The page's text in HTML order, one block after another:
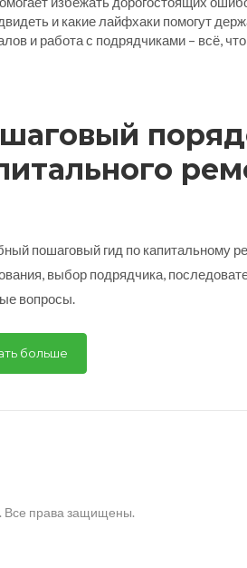
и какие лайфхаки помогут
и работа с подрядчиками – всё,
пошаговый гид по капитальному
выбор подрядчика,
вопросы.
больше
Все права защищены.